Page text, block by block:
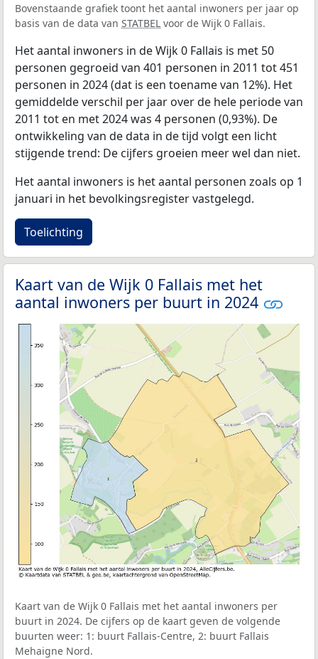
Bovenstaande grafiek toont het aantal inwoners per jaar op
basis van de data van STATBEL voor de Wijk 0 Fallais.
Het aantal inwoners in de Wijk 0 Fallais is met 50
personen gegroeid van 401 personen in 2011 tot 451
personen in 2024 (dat is een toename van 12%). Het
gemiddelde verschil per jaar over de hele periode van
2011 tot en met 2024 was 4 personen (0,93%). De
ontwikkeling van de data in de tijd volgt een licht
stijgende trend: De cijfers groeien meer wel dan niet.
Het aantal inwoners is het aantal personen zoals op 1
januari in het bevolkingsregister vastgelegd.
Toelichting
Kaart van de Wijk 0 Fallais met het
aantal inwoners per buurt in 2024
Kaart van de Wijk 0 Fallais met het aantal inwoners per
buurt in 2024. De cijfers op de kaart geven de volgende
buurten weer: 1: buurt Fallais-Centre, 2: buurt Fallais
Mehaigne Nord.